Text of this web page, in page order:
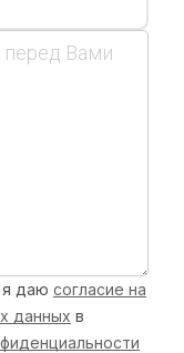
я даю согласие на
данных в